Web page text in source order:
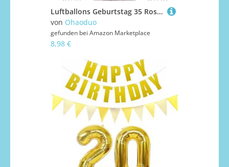
Luftballons Geburtstag 35 Rosa,Luftballon 35. Geburtstag Frau,Rosa 35 Jahre Geburtstagsdeko,Ballon 35 Jahre Frau Party Dekoration
von Ohaoduo
gefunden bei Amazon Marketplace
8,98 €